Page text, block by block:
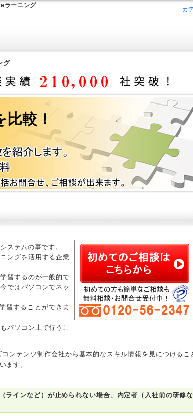
eラーニング
カ
グ
較！
ステムの事です。
ングを活用する企業
習するのが一般的で
ではパソコンでネッ
習することができま
パソコン上で行うこ
ンテンツ制作会社から基本的なスキル情報を見につけるこ
ます。
ラインなど）が止められない場合、内定者（入社前の研修な